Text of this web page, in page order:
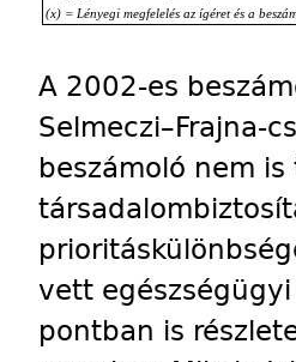
(x) = Lényegi megfelelés az ígéret és a
A 2002-es
Selmeczi–Frajna-
beszámoló nem
vett
pontban is